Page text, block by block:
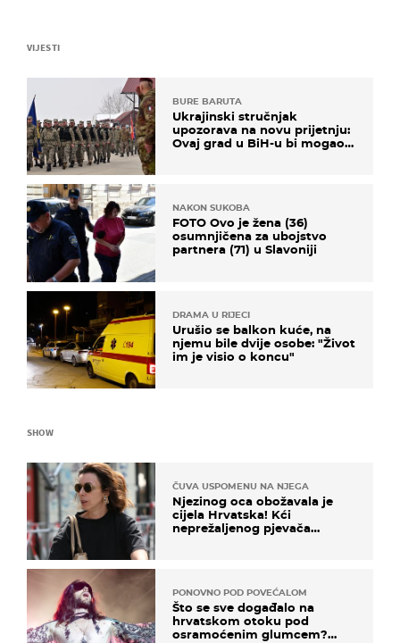
VIJESTI
BURE BARUTA
Ukrajinski stručnjak
upozorava na novu prijetnju:
Ovaj grad u BiH-u bi mogao
NAKON SUKOBA
FOTO Ovo je žena (36)
osumnjičena za ubojstvo
partnera (71) u Slavoniji
DRAMA U RIJECI
Urušio se balkon kuće, na
njemu bile dvije osobe: "Život
im je visio o koncu"
SHOW
ČUVA USPOMENU NA NJEGA
Njezinog oca obožavala je
cijela Hrvatska! Kći
neprežaljenog pjevača
PONOVNO POD POVEĆALOM
Što se sve događalo na
hrvatskom otoku pod
osramoćenim glumcem?